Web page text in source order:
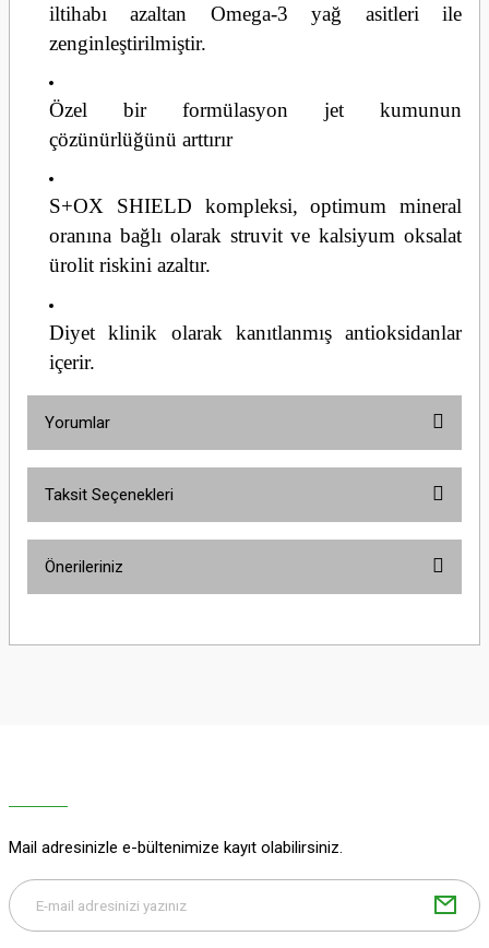
iltihabı azaltan Omega-3 yağ asitleri ile
zenginleştirilmiştir.
Özel bir formülasyon jet kumunun
çözünürlüğünü arttırır
S+OX SHIELD kompleksi, optimum mineral
oranına bağlı olarak struvit ve kalsiyum oksalat
ürolit riskini azaltır.
Diyet klinik olarak kanıtlanmış antioksidanlar
içerir.
Yorumlar
Taksit Seçenekleri
Önerileriniz
Bu ürüne benzer farklı alternatifler olmalı.
Mail adresinizle e-bültenimize kayıt olabilirsiniz.